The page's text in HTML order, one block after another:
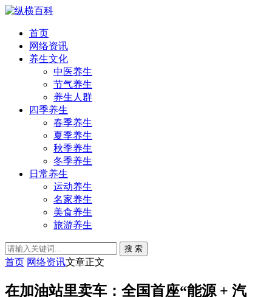
首页
网络资讯
养生文化
中医养生
节气养生
养生人群
四季养生
春季养生
夏季养生
秋季养生
冬季养生
日常养生
运动养生
名家养生
美食养生
旅游养生
搜 索
首页 网络资讯文章正文
在加油站里卖车：全国首座“能源 + 汽